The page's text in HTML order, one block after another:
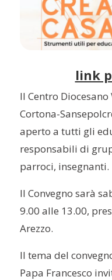
link
Il Centro
Cortona-
aperto a tutti gli
responsabili di
parroci, insegnanti.
Il Convegno sarà
9.00 alle 13.00,
Arezzo.
Il tema del
Papa Francesco